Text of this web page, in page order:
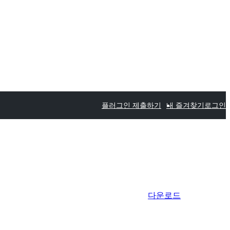
플러그인 제출하기 내 즐겨찾기 로그인
다운로드